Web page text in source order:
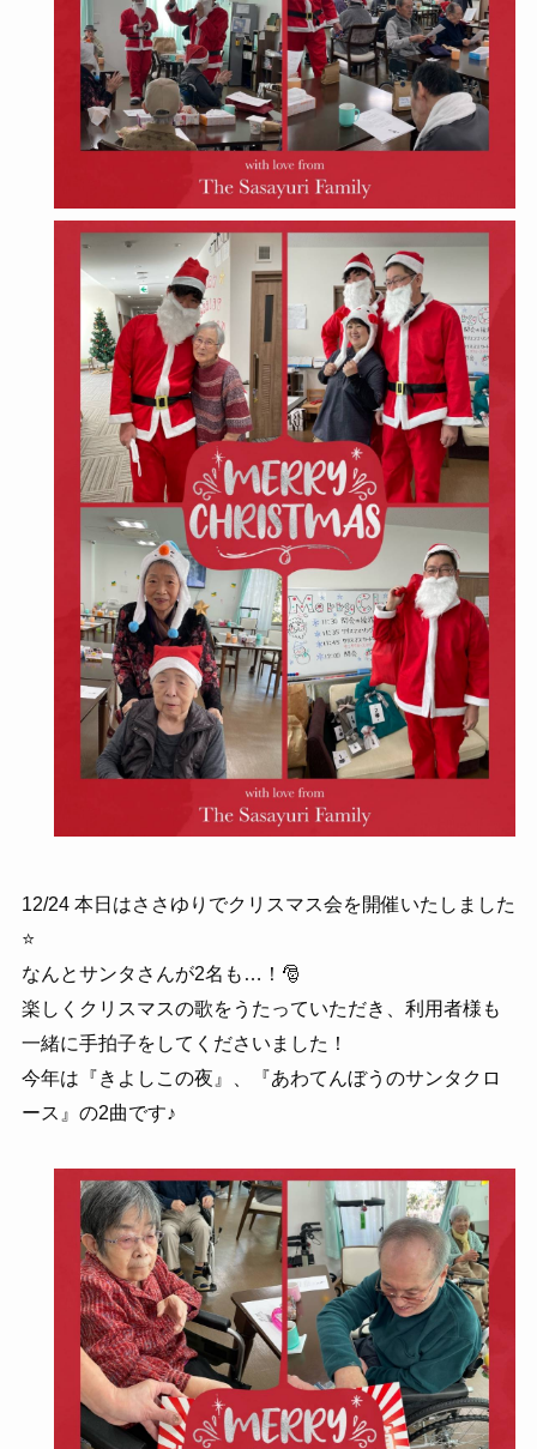
12/24 本日はささゆりでクリスマス会を開催いたしました
⭐️
なんとサンタさんが2名も…！🎅
楽しくクリスマスの歌をうたっていただき、利用者様も
一緒に手拍子をしてくださいました！
今年は『きよしこの夜』、『あわてんぼうのサンタクロ
ース』の2曲です♪